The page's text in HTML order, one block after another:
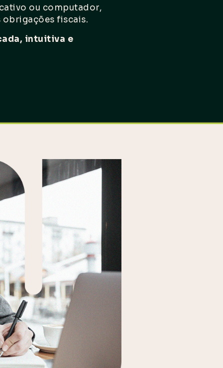
ou computador,
fiscais.
intuitiva e